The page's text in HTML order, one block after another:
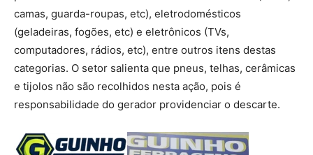
camas, guarda-roupas, etc), eletrodomésticos
(geladeiras, fogões, etc) e eletrônicos (TVs,
computadores, rádios, etc), entre outros itens destas
categorias. O setor salienta que pneus, telhas, cerâmicas
e tijolos não são recolhidos nesta ação, pois é
responsabilidade do gerador providenciar o descarte.